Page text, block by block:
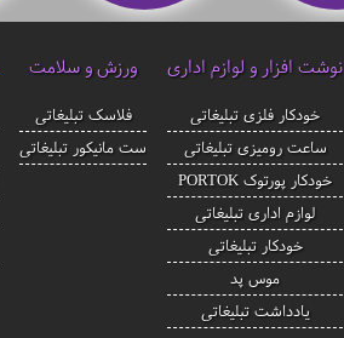
نوشت افزار و لوازم اداری
خودکار فلزی تبلیغاتی
ساعت رومیزی تبلیغاتی
خودکار پورتوک PORTOK
لوازم اداری تبلیغاتی
خودکار تبلیغاتی
موس پد
یادداشت تبلیغاتی
ورزش و سلامت
فلاسک تبلیغاتی
ست مانیکور تبلیغاتی